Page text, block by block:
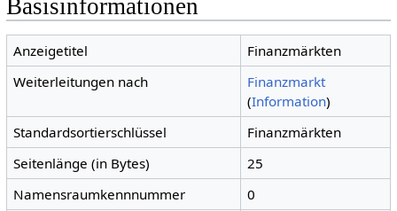
Basisinformationen
Anzeigetitel
Finanzmärkten
Weiterleitungen nach
Finanzmarkt
(Information)
Standardsortierschlüssel
Finanzmärkten
Seitenlänge (in Bytes)
25
Namensraumkennnummer
0